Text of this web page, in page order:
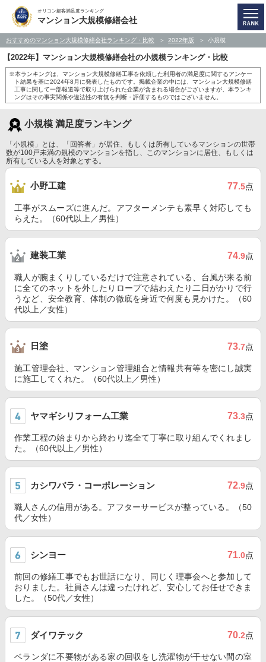
オリコン顧客満足度ランキング
マンション大規模修繕会社
おすすめのマンション大規模修繕会社ランキング・比較 2022年版 小規模
【2022年】マンション大規模修繕会社の小規模ランキング・比較
※本ランキングは、マンション大規模修繕工事を依頼した利用者の満足度に関するアンケー
ト結果を基に2024年8月に発表したものです。掲載企業の中には、マンション大規模修繕
工事に関して一部報道等で取り上げられた企業が含まれる場合がございますが、本ランキ
ングはその事実関係や違法性の有無を判断・評価するものではございません。
小規模 満足度ランキング
「小規模」とは、「回答者」が居住、もしくは所有しているマンションの世帯
数が100戸未満の規模のマンションを指し、このマンションに居住、もしくは
所有している人を対象とする。
小野工建 77.5点
工事がスムーズに進んだ。アフターメンテも素早く対応しても
らえた。（60代以上／男性）
建装工業 74.9点
職人が腕まくりしているだけで注意されている、台風が来る前
に全てのネットを外したりロープで結わえたり二日がかりで行
うなど、安全教育、体制の徹底を身近で何度も見かけた。（60
代以上／女性）
日塗 73.7点
施工管理会社、マンション管理組合と情報共有等を密にし誠実
に施工してくれた。（60代以上／男性）
ヤマギシリフォーム工業 73.3点
作業工程の始まりから終わり迄全て丁寧に取り組んでくれまし
た。（60代以上／男性）
カシワバラ・コーポレーション 72.9点
職人さんの信用がある。アフターサービスが整っている。（50
代／女性）
シンヨー 71.0点
前回の修繕工事でもお世話になり、同じく理事会へと参加して
おりました。社員さんは違ったけれど、安心してお任せできま
した。（50代／女性）
ダイワテック 70.2点
ベランダに不要物がある家の回収をし洗濯物が干せない間の室